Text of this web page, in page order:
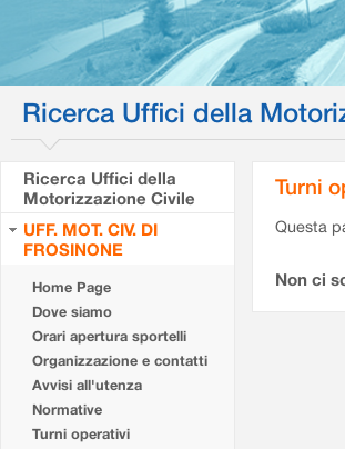
Ricerca Uffici della
Ricerca Uffici della
Motorizzazione Civile
UFF. MOT. CIV. DI
FROSINONE
Home Page
Dove siamo
Orari apertura sportelli
Organizzazione e contatti
Avvisi all'utenza
Normative
Turni operativi
Turni
Questa
Non ci